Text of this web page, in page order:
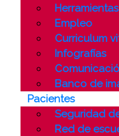
Empleo
Curriculum
Infografías
Banco de
Pacientes
Seguridad
Red de